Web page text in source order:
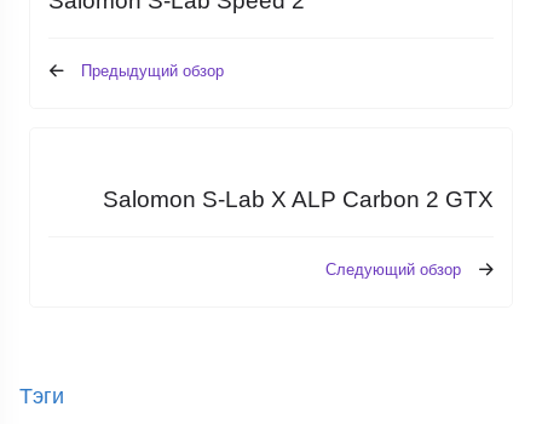
Предыдущий обзор
Salomon S-Lab X ALP Carbon 2 GTX
Следующий обзор
Тэги